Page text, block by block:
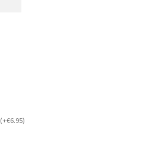
(+€6.95)